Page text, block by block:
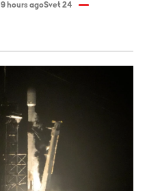
9 hours agoSvet 24